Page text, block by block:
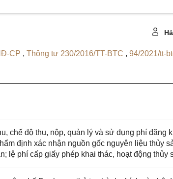
CP , Thông tư 230/2016/TT-BTC , 94/2021/tt-
chế độ thu, nộp, quản lý và sử dụng phí đăng
định xác nhận nguồn gốc nguyên liệu thủy
lệ phí cấp giấy phép khai thác, hoạt động thủy